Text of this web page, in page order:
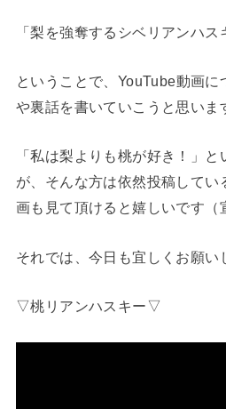
「梨を強奪するシベリアンハス
ということで、YouTube動画に
や裏話を書いていこうと思いま
「私は梨よりも桃が好き！」
が、そんな方は依然投稿してい
画も見て頂けると嬉しいです（
それでは、今日も宜しくお願い
▽桃リアンハスキー▽